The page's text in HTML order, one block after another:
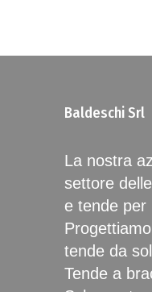
Baldeschi Srl
La nostra
settore
e tende per
tende da
Tende a